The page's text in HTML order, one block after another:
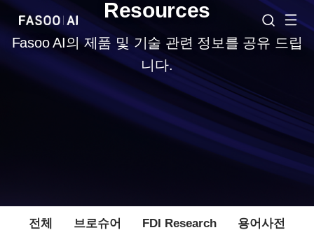
Resources
Fasoo AI의 제품 및 기술 관련 정보를 공유 드립
니다.
전체 브로슈어 FDI Research 용어사전